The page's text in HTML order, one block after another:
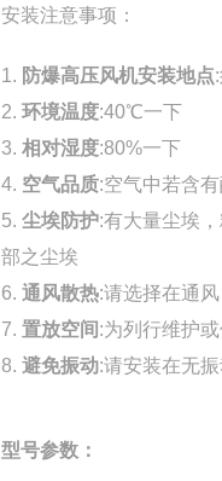
安装注意事项：
1. 防爆高压风机安装地点
2. 环境温度:40℃一下
3. 相对湿度:80%一下
4. 空气品质:空气中若含
5. 尘埃防护:有大量尘埃
部之尘埃
6. 通风散热:请选择在通
7. 置放空间:为列行维护
8. 避免振动:请安装在无
型号参数：